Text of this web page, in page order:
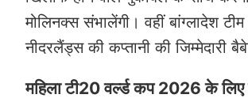
मोलिनक्स संभालेंगी। वहीं बांग्लादेश
नीदरलैंड्स की कप्तानी की जिम्मेदारी
महिला टी20 वर्ल्ड कप 2026 के